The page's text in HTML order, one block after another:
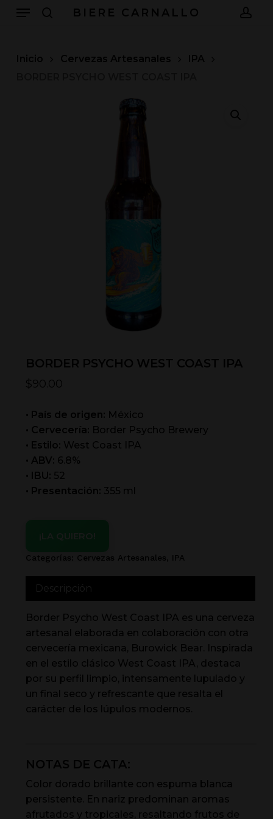
Skip
content
BIERE CARNALLO
Menu
Inicio Cervezas Artesanales
IPA
BORDER PSYCHO WEST COAST IPA
$90.00
• País de origen: México
• Cervecería: Border Psycho Brewery
• Estilo: West Coast IPA
• ABV: 6.8%
• IBU: 52
• Presentación: 355 ml
Categorías: Cervezas Artesanales IPA
Descripción
Border Psycho West Coast IPA es una cerveza
artesanal elaborada en colaboración con otra
cervecería mexicana, Burowick Bear. Inspirada
en el estilo clásico West Coast IPA, destaca
por su perfil limpio, intensamente lupulado y
un final seco y refrescante que resalta el
carácter de los lúpulos modernos.
NOTAS DE CATA:
Color dorado brillante con espuma blanca
persistente. En nariz predominan aromas
afrutados y tropicales, resaltando frutos de